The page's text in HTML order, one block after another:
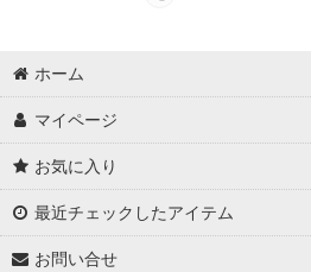
ホーム
マイページ
お気に入り
最近チェックしたアイテム
お問い合せ